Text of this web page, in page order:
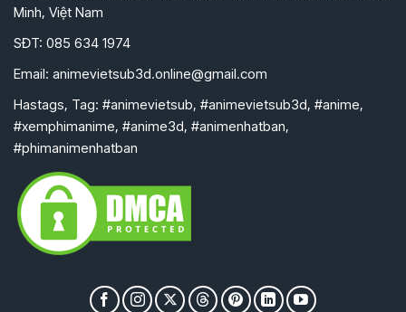
Minh, Việt Nam
SĐT: 085 634 1974
Email: animevietsub3d.online@gmail.com
Hastags, Tag: #animevietsub, #animevietsub3d, #anime,
#xemphimanime, #anime3d, #animenhatban,
#phimanimenhatban